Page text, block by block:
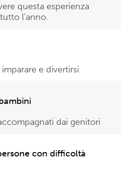
questa esperienza
l’anno.
e divertirsi
dai genitori
con difficoltà